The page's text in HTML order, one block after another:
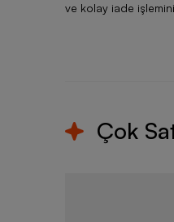
ve kolay iade
Çok